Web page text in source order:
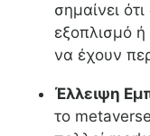
σημαίνει
εξοπλισμό
να έχουν
Έλλειψη
το